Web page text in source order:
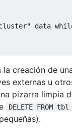
data
creación de
externas u
pizarra limpia
DELETE FROM tbl